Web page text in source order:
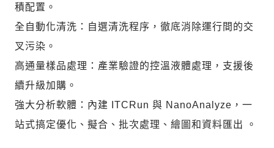
積配置。
全自動化清洗：自選清洗程序，徹底消除運行間的交
叉污染。
高通量樣品處理：產業驗證的控溫液體處理，支援後
續升級加購。
強大分析軟體：內建 ITCRun 與 NanoAnalyze，一
站式搞定優化、擬合、批次處理、繪圖和資料匯出 。